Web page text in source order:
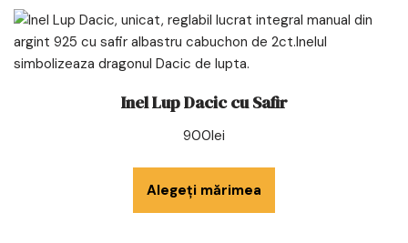
Inel Lup Dacic cu Safir
900lei
Alegeți mărimea